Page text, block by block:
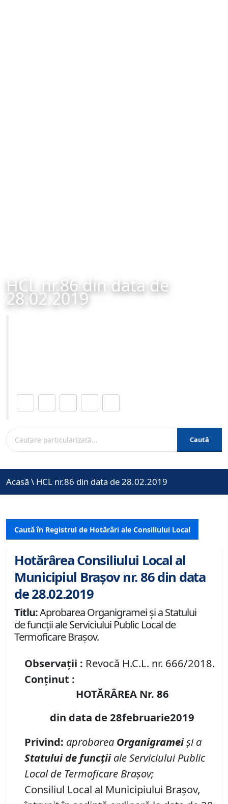
HCL nr.86 din data de
28.02.2019
Caută
Acasă \ HCL nr.86 din data de 28.02.2019
Caută în Registrul de Hotărâri ale Consiliului Local
Hotărârea Consiliului Local al
Municipiul Brașov nr. 86 din data
de 28.02.2019
Titlu:Aprobarea Organigramei şi a Statului
de funcţii ale Serviciului Public Local de
Termoficare Braşov.
Observații : Revocă H.C.L. nr. 666/2018.
Conținut :
HOTĂRÂREA Nr. 86
din data de 28februarie2019
Privind: aprobarea Organigrameişi a
Statului de funcţiiale Serviciului Public
Local de Termoficare Braşov;
Consiliul Local al Municipiului Braşov,